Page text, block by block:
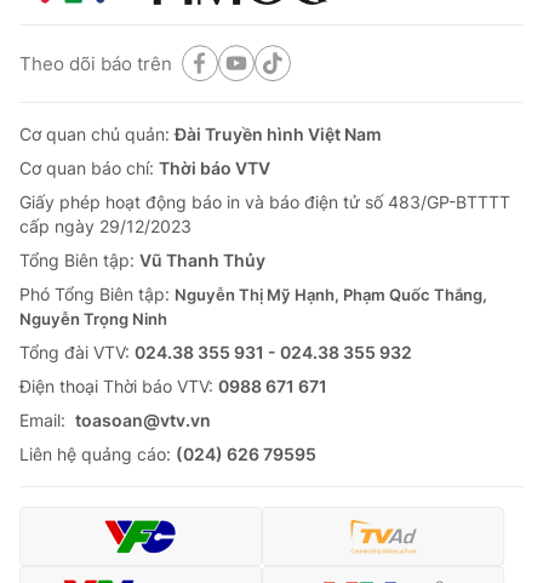
Theo dõi báo trên
Cơ quan chủ quản:Đài Truyền hình Việt Nam
Cơ quan báo chí: Thời báo VTV
Giấy phép hoạt động báo in và báo điện tử số 483/GP-BTTTT
cấp ngày 29/12/2023
Tổng Biên tập: Vũ Thanh Thủy
Phó Tổng Biên tập: Nguyễn Thị Mỹ Hạnh, Phạm Quốc Thắng,
Nguyễn Trọng Ninh
Tổng đài VTV: 024.38 355 931 - 024.38 355 932
Ðiện thoại Thời báo VTV: 0988 671 671
Email: toasoan@vtv.vn
Liên hệ quảng cáo: (024) 626 79595